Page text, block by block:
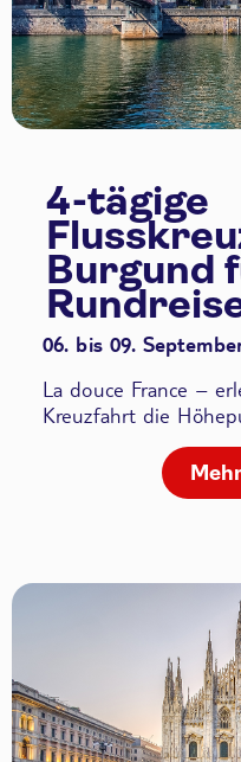
4-tägige
Burgund
06. bis 09.
La douce France –
Kreuzfahrt die